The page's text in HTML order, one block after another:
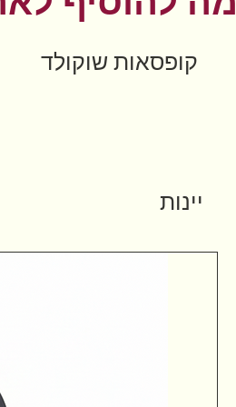
קופסאות שוקולד
יינות